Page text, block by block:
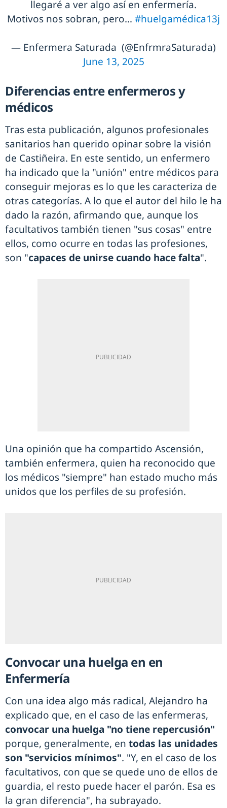
llegaré a ver algo así en enfermería.
Motivos nos sobran, pero… #huelgamédica13j
— Enfermera Saturada (@EnfrmraSaturada)
June 13, 2025
Diferencias entre enfermeros y
médicos
Tras esta publicación, algunos profesionales
sanitarios han querido opinar sobre la visión
de Castiñeira. En este sentido, un enfermero
ha indicado que la "unión" entre médicos para
conseguir mejoras es lo que les caracteriza de
otras categorías. A lo que el autor del hilo le ha
dado la razón, afirmando que, aunque los
facultativos también tienen "sus cosas" entre
ellos, como ocurre en todas las profesiones,
son "capaces de unirse cuando hace falta".
Una opinión que ha compartido Ascensión,
también enfermera, quien ha reconocido que
los médicos "siempre" han estado mucho más
unidos que los perfiles de su profesión.
Convocar una huelga en en
Enfermería
Con una idea algo más radical, Alejandro ha
explicado que, en el caso de las enfermeras,
convocar una huelga "no tiene repercusión"
porque, generalmente, en todas las unidades
son "servicios mínimos". "Y, en el caso de los
facultativos, con que se quede uno de ellos de
guardia, el resto puede hacer el parón. Esa es
la gran diferencia", ha subrayado.